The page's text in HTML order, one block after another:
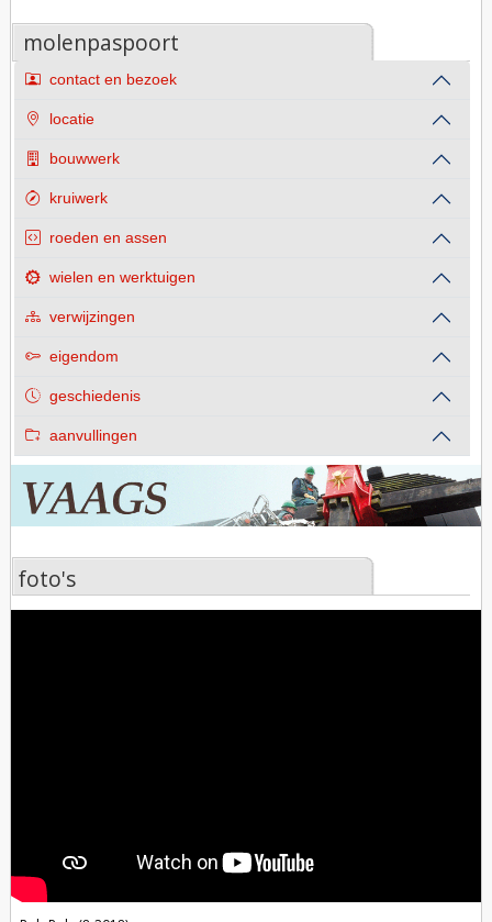
molenpaspoort
contact en bezoek
locatie
bouwwerk
kruiwerk
roeden en assen
wielen en werktuigen
verwijzingen
eigendom
geschiedenis
aanvullingen
foto's